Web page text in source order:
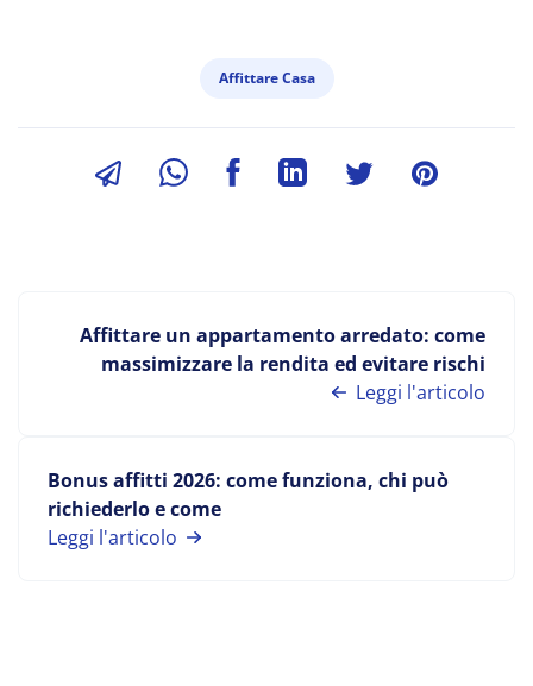
Affittare Casa
Affittare un appartamento arredato: come
massimizzare la rendita ed evitare rischi
Leggi l'articolo
Bonus affitti 2026: come funziona, chi può
richiederlo e come
Leggi l'articolo